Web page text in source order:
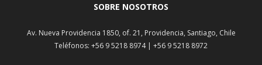
SOBRE NOSOTROS
Av. Nueva Providencia 1850, of. 21, Providencia, Santiago, Chile
Teléfonos: +56 9 5218 8974 | +56 9 5218 8972